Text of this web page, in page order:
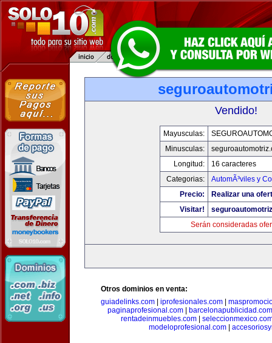
Vendido!
Mayusculas:
Minusculas:
Longitud:
16 caracteres
Categorias:
AutomÃ³viles y
Precio:
Realizar una
Visitar!
Serán consideradas
Otros dominios en venta:
guiadelinks.com
iprofesionales.com
paginaprofesional.com|
barcelonapublicidad.com
rentadeinmuebles.com
modeloprofesional.com